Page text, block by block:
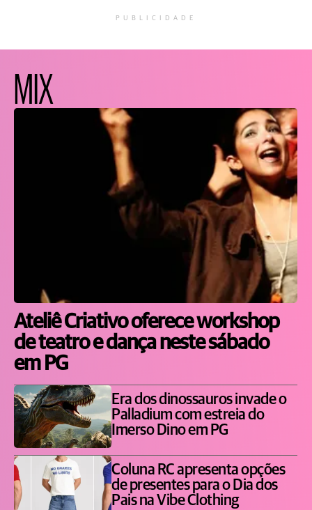
PUBLICIDADE
MIX
Ateliê Criativo oferece workshop
de teatro e dança neste sábado
em PG
Era dos dinossauros invade o
Palladium com estreia do
Imerso Dino em PG
Coluna RC apresenta opções
de presentes para o Dia dos
Pais na Vibe Clothing